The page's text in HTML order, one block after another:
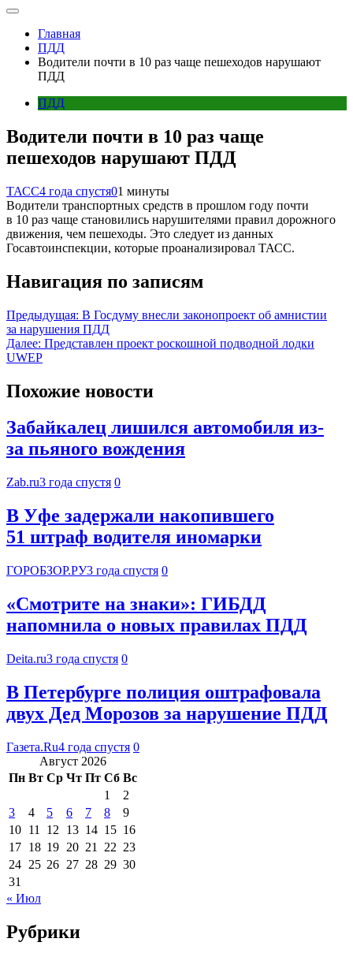
Главная
ПДД
Водители почти в 10 раз чаще пешеходов нарушают
ПДД
ПДД
Водители почти в 10 раз чаще
пешеходов нарушают ПДД
ТАСС4 года спустя01 минуты
Водители транспортных средств в прошлом году почти
в 10 раз чаще становились нарушителями правил дорожного
движения, чем пешеходы. Это следует из данных
Госавтоинспекции, которые проанализировал ТАСС.
Навигация по записям
Предыдущая: В Госдуму внесли законопроект об амнистии
за нарушения ПДД
Далее: Представлен проект роскошной подводной лодки
UWEP
Похожие новости
Забайкалец лишился автомобиля из-
за пьяного вождения
Zab.ru3 года спустя 0
В Уфе задержали накопившего
51 штраф водителя иномарки
ГОРОБЗОР.РУ3 года спустя 0
«Смотрите на знаки»: ГИБДД
напомнила о новых правилах ПДД
Deita.ru3 года спустя 0
В Петербурге полиция оштрафовала
двух Дед Морозов за нарушение ПДД
Газета.Ru4 года спустя 0
Август 2026
Пн Вт Ср Чт Пт Сб Вс
1
2
3
4 5 6 7 8
9
10 11 12 13 14 15 16
17 18 19 20 21 22 23
24 25 26 27 28 29 30
31
« Июл
Рубрики